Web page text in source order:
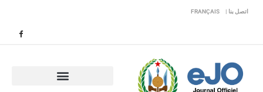
اتصل بنا | FRANÇAIS